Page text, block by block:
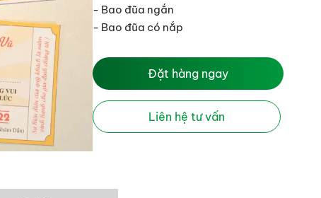
- Bao đũa ngắn
- Bao đũa có nắp
Đặt hàng ngay
Liên hệ tư vấn